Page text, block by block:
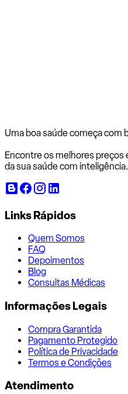
Uma boa saúde começa com
Encontre os melhores preços
da sua saúde com inteligência.
Links Rápidos
Quem Somos
FAQ
Depoimentos
Blog
Consultas Médicas
Informações Legais
Compra Garantida
Pagamento Protegido
Política de Privacidade
Termos e Condições
Atendimento